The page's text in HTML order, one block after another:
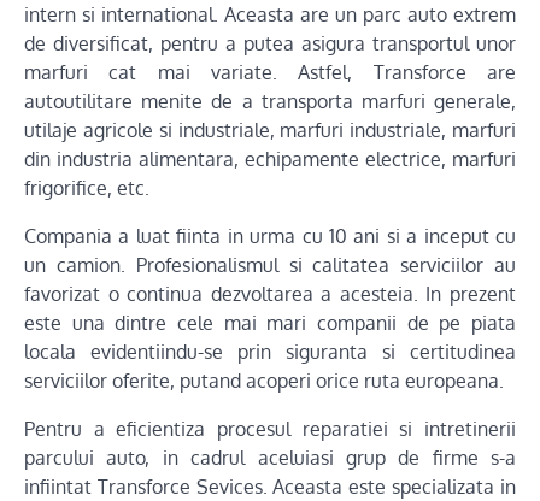
intern si international. Aceasta are un parc auto extrem
de diversificat, pentru a putea asigura transportul unor
marfuri cat mai variate. Astfel, Transforce are
autoutilitare menite de a transporta marfuri generale,
utilaje agricole si industriale, marfuri industriale, marfuri
din industria alimentara, echipamente electrice, marfuri
frigorifice, etc.
Compania a luat fiinta in urma cu 10 ani si a inceput cu
un camion. Profesionalismul si calitatea serviciilor au
favorizat o continua dezvoltarea a acesteia. In prezent
este una dintre cele mai mari companii de pe piata
locala evidentiindu-se prin siguranta si certitudinea
serviciilor oferite, putand acoperi orice ruta europeana.
Pentru a eficientiza procesul reparatiei si intretinerii
parcului auto, in cadrul aceluiasi grup de firme s-a
infiintat Transforce Sevices. Aceasta este specializata in